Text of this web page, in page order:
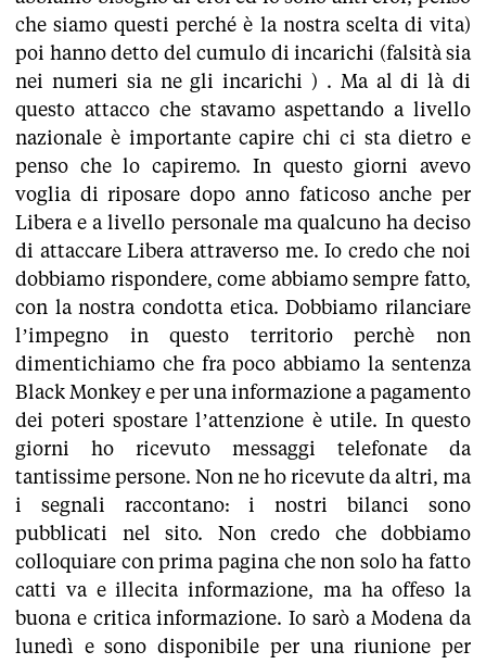
che siamo questi perché è la nostra scelta di vita)
poi hanno detto del cumulo di incarichi (falsità sia
nei numeri sia ne gli incarichi ) . Ma al di là di
questo attacco che stavamo aspettando a livello
nazionale è importante capire chi ci sta dietro e
penso che lo capiremo. In questo giorni avevo
voglia di riposare dopo anno faticoso anche per
Libera e a livello personale ma qualcuno ha deciso
di attaccare Libera attraverso me. Io credo che noi
dobbiamo rispondere, come abbiamo sempre fatto,
con la nostra condotta etica. Dobbiamo rilanciare
l’impegno in questo territorio perchè non
dimentichiamo che fra poco abbiamo la sentenza
Black Monkey e per una informazione a pagamento
dei poteri spostare l’attenzione è utile. In questo
giorni ho ricevuto messaggi telefonate da
tantissime persone. Non ne ho ricevute da altri, ma
i segnali raccontano: i nostri bilanci sono
pubblicati nel sito. Non credo che dobbiamo
colloquiare con prima pagina che non solo ha fatto
catti va e illecita informazione, ma ha offeso la
buona e critica informazione. Io sarò a Modena da
lunedì e sono disponibile per una riunione per